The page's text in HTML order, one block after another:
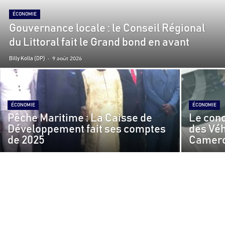
ÉCONOMIE
Gouvernance locale : le Conseil Régional
du Littoral fait le Grand bond en avant
Billy Kolla (DP) - 9 août 2026
ÉCONOMIE
Pêche Maritime : La Caisse de
Développement fait ses comptes
de 2025
ÉCONOMIE
Le
des